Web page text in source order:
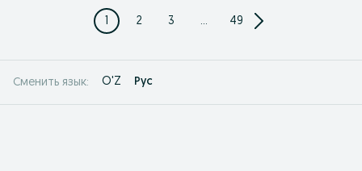
1 2 3 ... 49
Сменить язык: O'Z Рус